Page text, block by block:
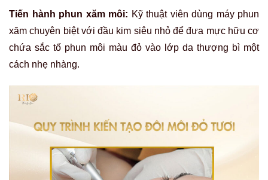
Tiến hành phun xăm môi: Kỹ thuật viên dùng máy phun
xăm chuyên biệt với đầu kim siêu nhỏ để đưa mực hữu cơ
chứa sắc tố phun môi màu đỏ vào lớp da thượng bì một
cách nhẹ nhàng.